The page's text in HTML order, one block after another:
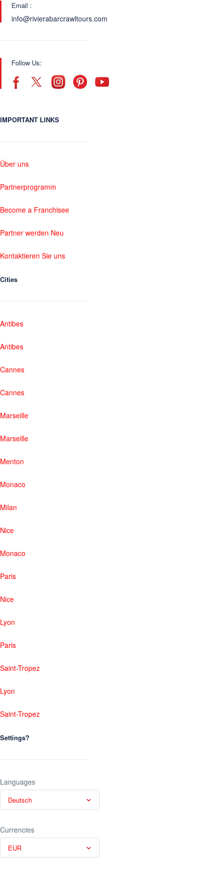
Email :
info@rivierabarcrawltours.com
Follow Us:
IMPORTANT LINKS
Über uns
Partnerprogramm
Become a Franchisee
Partner werden Neu
Kontaktieren Sie uns
Cities
Antibes
Antibes
Cannes
Cannes
Marseille
Marseille
Menton
Monaco
Milan
Nice
Monaco
Paris
Nice
Lyon
Paris
Saint-Tropez
Lyon
Saint-Tropez
Settings?
Languages
Deutsch
Currencies
EUR